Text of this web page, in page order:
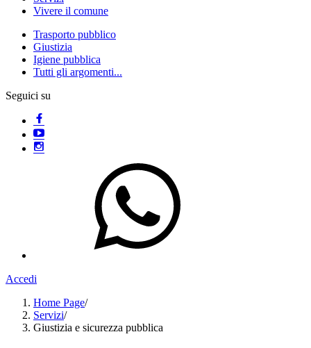
Vivere il comune
Trasporto pubblico
Giustizia
Igiene pubblica
Tutti gli argomenti...
Seguici su
Accedi
Home Page/
Servizi/
Giustizia e sicurezza pubblica